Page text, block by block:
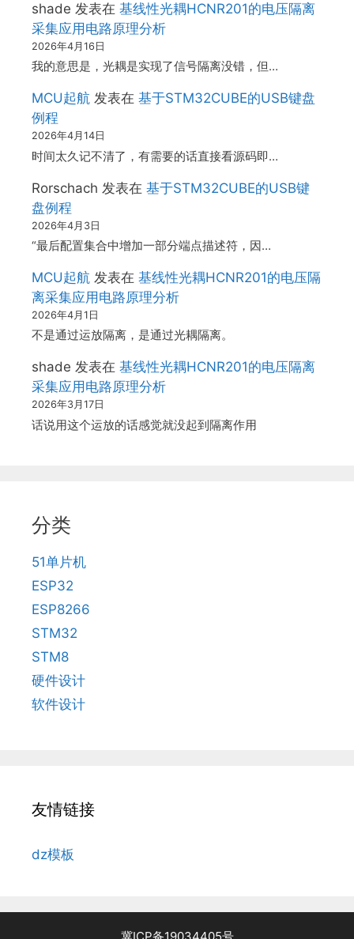
shade 发表在 基线性光耦HCNR201的电压隔离
采集应用电路原理分析
2026年4月16日
我的意思是，光耦是实现了信号隔离没错，但…
MCU起航 发表在 基于STM32CUBE的USB键盘
例程
2026年4月14日
时间太久记不清了，有需要的话直接看源码即…
Rorschach 发表在 基于STM32CUBE的USB键
盘例程
2026年4月3日
“最后配置集合中增加一部分端点描述符，因…
MCU起航 发表在 基线性光耦HCNR201的电压隔
离采集应用电路原理分析
2026年4月1日
不是通过运放隔离，是通过光耦隔离。
shade 发表在 基线性光耦HCNR201的电压隔离
采集应用电路原理分析
2026年3月17日
话说用这个运放的话感觉就没起到隔离作用
分类
51单片机
ESP32
ESP8266
STM32
STM8
硬件设计
软件设计
友情链接
dz模板